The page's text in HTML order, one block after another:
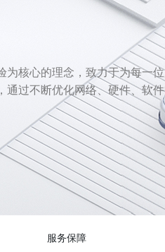
为核心的理念，致力于为每一
通过不断优化网络、硬件、软
服务保障